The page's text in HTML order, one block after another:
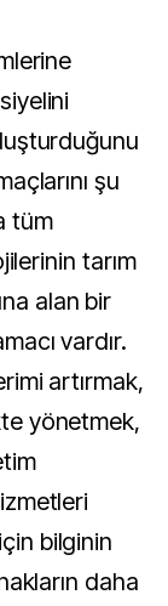
şu
tüm
tarım
alan bir
vardır.
artırmak,
yönetmek,
bilginin
daha